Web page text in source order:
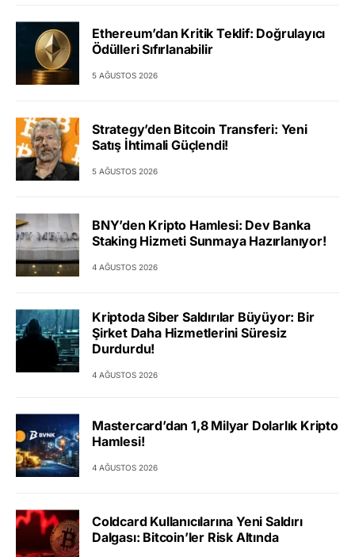
Ethereum’dan Kritik Teklif: Doğrulayıcı
Ödülleri Sıfırlanabilir
5 AĞUSTOS 2026
Strategy’den Bitcoin Transferi: Yeni
Satış İhtimali Güçlendi!
5 AĞUSTOS 2026
BNY’den Kripto Hamlesi: Dev Banka
Staking Hizmeti Sunmaya Hazırlanıyor!
4 AĞUSTOS 2026
Kriptoda Siber Saldırılar Büyüyor: Bir
Şirket Daha Hizmetlerini Süresiz
Durdurdu!
4 AĞUSTOS 2026
Mastercard’dan 1,8 Milyar Dolarlık Kripto
Hamlesi!
4 AĞUSTOS 2026
Coldcard Kullanıcılarına Yeni Saldırı
Dalgası: Bitcoin’ler Risk Altında